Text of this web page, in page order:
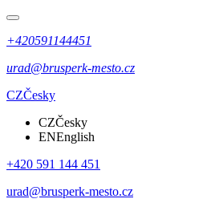
+420591144451
urad@brusperk-mesto.cz
CZČesky
CZČesky
ENEnglish
+420 591 144 451
urad@brusperk-mesto.cz